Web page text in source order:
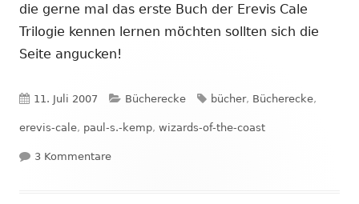
die gerne mal das erste Buch der Erevis Cale
Trilogie kennen lernen möchten sollten sich die
Seite angucken!
Veröffentlicht
am
11. Juli 2007 Kategorien
Bücherecke Schlagwörter
bücher, Bücherecke,
erevis-cale, paul-s.-kemp, wizards-of-the-coast
3 Kommentarezu Twilight Falling test drive promotion